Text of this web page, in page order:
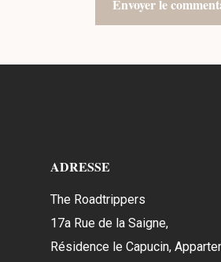
ADRESSE
The Roadtrippers
17a Rue de la Saigne,
Résidence le Capucin,